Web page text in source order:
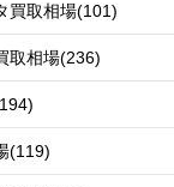
買取相場(101)
取相場(236)
(119)